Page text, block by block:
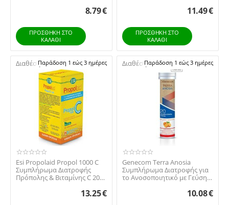
8.79€
ΠΡΟΣΘΉΚΗ ΣΤΟ
ΚΑΛΆΘΙ
11.49€
ΠΡΟΣΘΉΚΗ ΣΤΟ
ΚΑΛΆΘΙ
Διαθέσιμο:Παράδοση 1 εώς 3 ημέρες
Esi Propolaid Propol 1000 C
Συμπλήρωμα Διατροφής
Πρόπολης & Βιταμίνης C 20
13.25€
Διαθέσιμο:Παράδοση 1 εώς 3 ημέρες
Genecom Terra Anosia
Συμπλήρωμα Διατροφής για
το Ανοσοποιητικό με Γεύση
10.08€